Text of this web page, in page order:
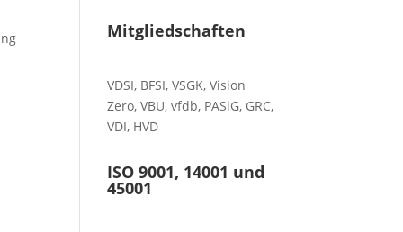
Mitgliedschaften
VDSI, BFSI,VSGK,Vision
Zero,VBU,vfdb, PASiG, GRC,
VDI, HVD
ISO 9001, 14001 und
45001